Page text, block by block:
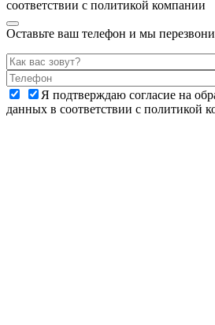
соответствии с политикой компании
Оставьте ваш телефон и мы
Я подтверждаю согласие на
данных в соответствии с политикой